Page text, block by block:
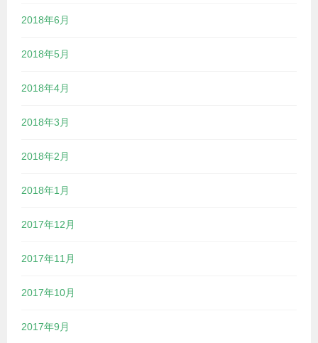
2018年6月
2018年5月
2018年4月
2018年3月
2018年2月
2018年1月
2017年12月
2017年11月
2017年10月
2017年9月